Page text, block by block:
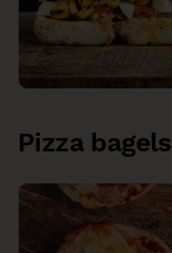
Pizza bagels